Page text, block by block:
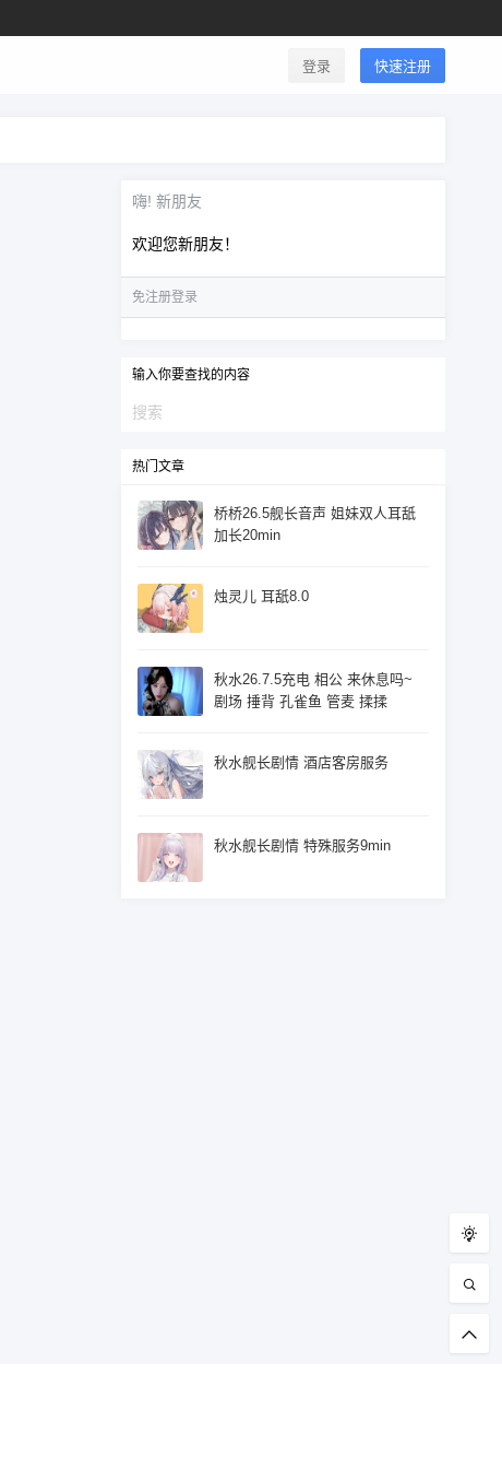
登录 快速注册
嗨! 新朋友
欢迎您新朋友！
免注册登录
输入你要查找的内容
热门文章
桥桥26.5舰长音声 姐妹双人耳舐
加长20min
烛灵儿 耳舐8.0
秋水26.7.5充电 相公 来休息吗~
剧场 捶背 孔雀鱼 管麦 揉揉
秋水舰长剧情 酒店客房服务
秋水舰长剧情 特殊服务9min